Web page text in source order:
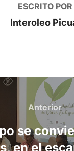
ESCRITO POR
Interoleo
Anterior
se
en el